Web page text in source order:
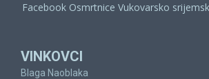
Facebook Osmrtnice Vukovarsko
VINKOVCI
Blaga Naoblaka